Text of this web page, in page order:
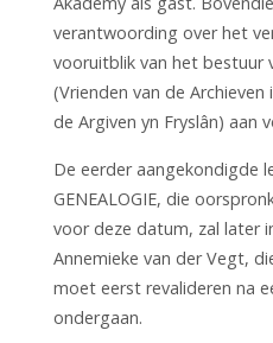
verantwoording over het
vooruitblik van het bestuur
(Vrienden van de
de Argiven yn Fryslân) aan
De eerder aangekondigde
GENEALOGIE, die
voor deze datum, zal later
Annemieke van der Vegt,
moet eerst revalideren na
ondergaan.